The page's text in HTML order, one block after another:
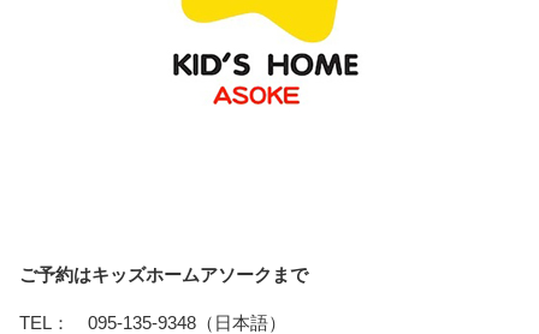
ご予約はキッズホームアソークまで
TEL： 095-135-9348（日本語）